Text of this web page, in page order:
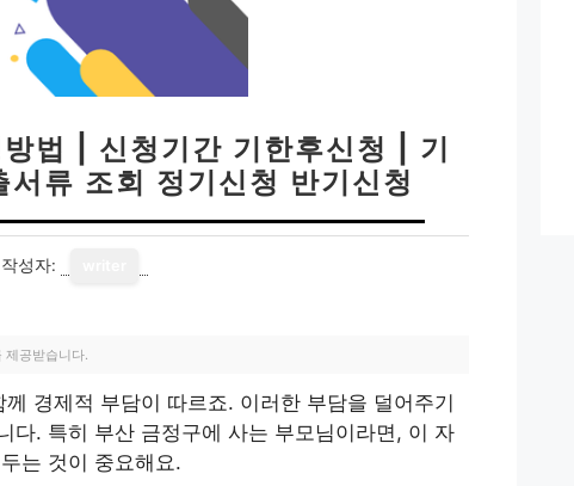
법 | 신청기간 기한후신청 | 기
류 조회 정기신청 반기신청
작성자:
제공받습니다.
경제적 부담이 따르죠. 이러한 부담을 덜어주기
다. 특히 부산 금정구에 사는 부모님이라면, 이 자
는 것이 중요해요.